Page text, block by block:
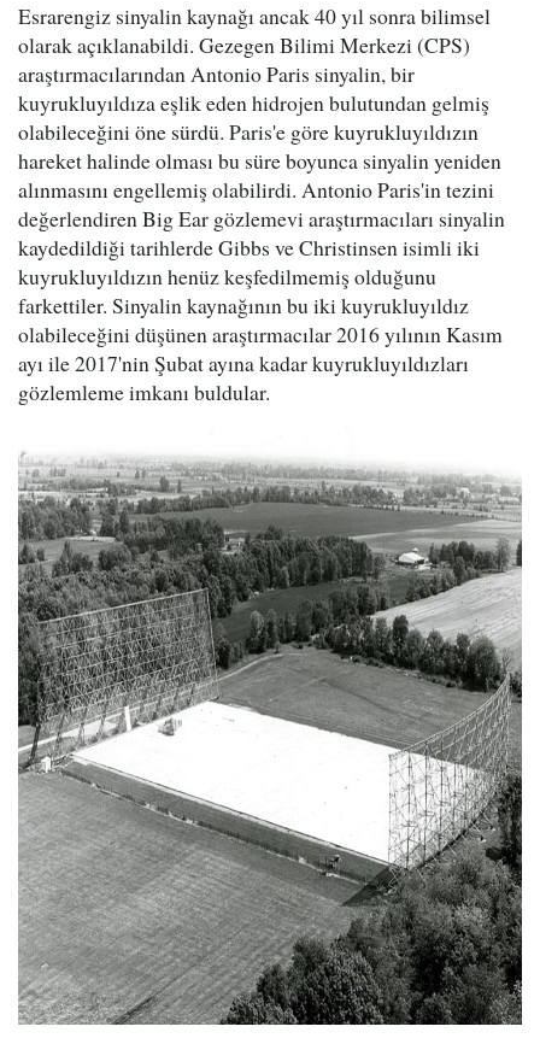
Esrarengiz sinyalin kaynağı ancak 40 yıl sonra bilimsel
olarak açıklanabildi. Gezegen Bilimi Merkezi (CPS)
araştırmacılarından Antonio Paris sinyalin, bir
kuyrukluyıldıza eşlik eden hidrojen bulutundan gelmiş
olabileceğini öne sürdü. Paris'e göre kuyrukluyıldızın
hareket halinde olması bu süre boyunca sinyalin yeniden
alınmasını engellemiş olabilirdi. Antonio Paris'in tezini
değerlendiren Big Ear gözlemevi araştırmacıları sinyalin
kaydedildiği tarihlerde Gibbs ve Christinsen isimli iki
kuyrukluyıldızın henüz keşfedilmemiş olduğunu
farkettiler. Sinyalin kaynağının bu iki kuyrukluyıldız
olabileceğini düşünen araştırmacılar 2016 yılının Kasım
ayı ile 2017'nin Şubat ayına kadar kuyrukluyıldızları
gözlemleme imkanı buldular.